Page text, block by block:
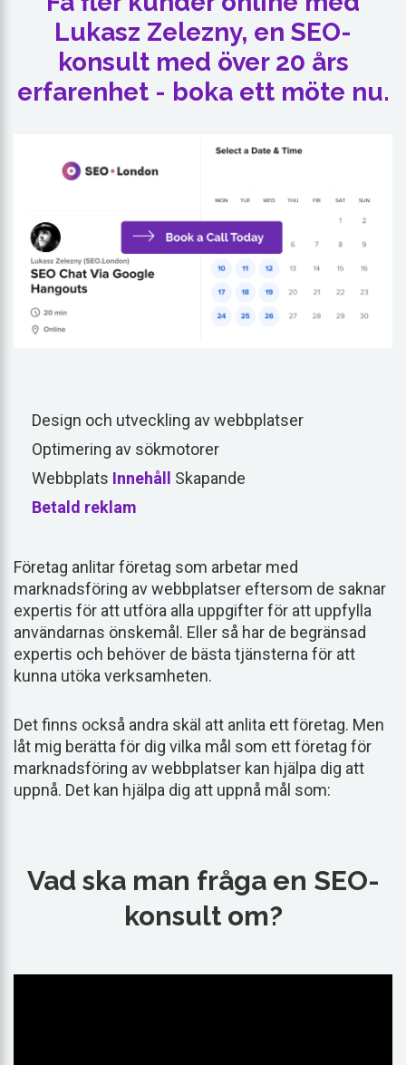
Lukasz Zelezny, en SEO-
konsult med över 20 års
erfarenhet - boka ett möte nu.
Design och utveckling av webbplatser
Optimering av sökmotorer
Webbplats Innehåll
Skapande
Betald reklam
Företag anlitar företag som arbetar med
marknadsföring av webbplatser eftersom de saknar
expertis för att utföra alla uppgifter för att uppfylla
användarnas önskemål. Eller så har de begränsad
expertis och behöver de bästa tjänsterna för att
kunna utöka verksamheten.
Det finns också andra skäl att anlita ett företag. Men
låt mig berätta för dig vilka mål som ett företag för
marknadsföring av webbplatser kan hjälpa dig att
uppnå. Det kan hjälpa dig att uppnå mål som:
Vad ska man fråga en SEO-
konsult om?